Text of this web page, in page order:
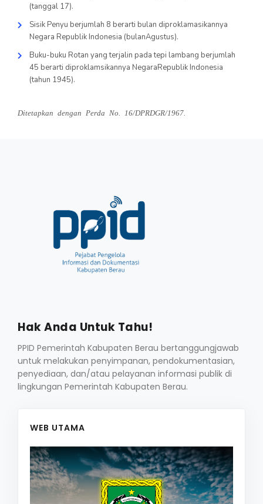
(tanggal 17).
Sisik Penyu berjumlah 8 berarti bulan diproklamasikannya
Negara Republik Indonesia (bulanAgustus).
Buku-buku Rotan yang terjalin pada tepi lambang berjumlah
45 berarti diproklamsikannya NegaraRepublik Indonesia
(tahun 1945).
Ditetapkan dengan Perda No. 16/DPRDGR/1967.
Hak Anda Untuk Tahu!
PPID Pemerintah Kabupaten Berau bertanggungjawab
untuk melakukan penyimpanan, pendokumentasian,
penyediaan, dan/atau pelayanan informasi publik di
lingkungan Pemerintah Kabupaten Berau.
WEB UTAMA